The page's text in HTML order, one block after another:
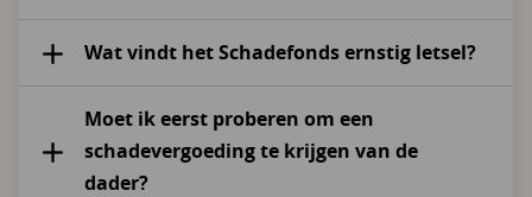
Wat vindt het Schadefonds ernstig letsel?
Moet ik eerst proberen om een
schadevergoeding te krijgen van de
dader?